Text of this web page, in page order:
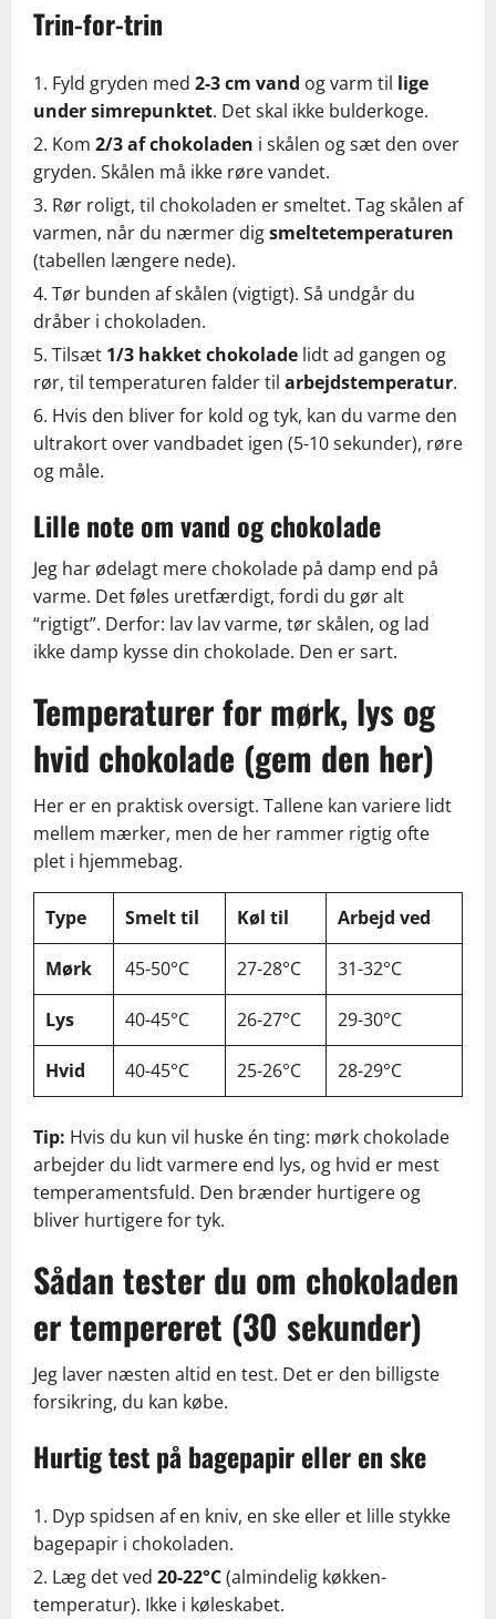
Trin-for-trin
Fyld gryden med 2-3 cm vand og varm til lige
under simrepunktet. Det skal ikke bulderkoge.
Kom 2/3 af chokoladen i skålen og sæt den over
gryden. Skålen må ikke røre vandet.
Rør roligt, til chokoladen er smeltet. Tag skålen af
varmen, når du nærmer digsmeltetemperaturen
(tabellen længere nede).
Tør bunden af skålen (vigtigt). Så undgår du
dråber i chokoladen.
Tilsæt 1/3 hakket chokolade lidt ad gangen og
rør, til temperaturen falder til arbejdstemperatur.
Hvis den bliver for kold og tyk, kan du varme den
ultrakort over vandbadet igen (5-10 sekunder), røre
og måle.
Lille note om vand og chokolade
Jeg har ødelagt mere chokolade på damp end på
varme. Det føles uretfærdigt, fordi du gør alt
“rigtigt”. Derfor: lav lav varme, tør skålen, og lad
ikke damp kysse din chokolade. Den er sart.
Temperaturer for mørk, lys og
hvid chokolade (gem den her)
Her er en praktisk oversigt. Tallene kan variere lidt
mellem mærker, men de her rammer rigtig ofte
plet i hjemmebag.
Type Smelt til Køl til Arbejd ved
Mørk 45-50°C 27-28°C 31-32°C
Lys 40-45°C 26-27°C 29-30°C
Hvid 40-45°C 25-26°C 28-29°C
Tip: Hvis du kun vil huske én ting: mørk chokolade
arbejder du lidt varmere end lys, og hvid er mest
temperamentsfuld. Den brænder hurtigere og
bliver hurtigere for tyk.
Sådan tester du om chokoladen
er tempereret (30 sekunder)
Jeg laver næsten altid en test. Det er den billigste
forsikring, du kan købe.
Hurtig test på bagepapir eller en ske
Dyp spidsen af en kniv, en ske eller et lille stykke
bagepapir i chokoladen.
Læg det ved 20-22°C(almindelig køkken-
temperatur). Ikke i køleskabet.